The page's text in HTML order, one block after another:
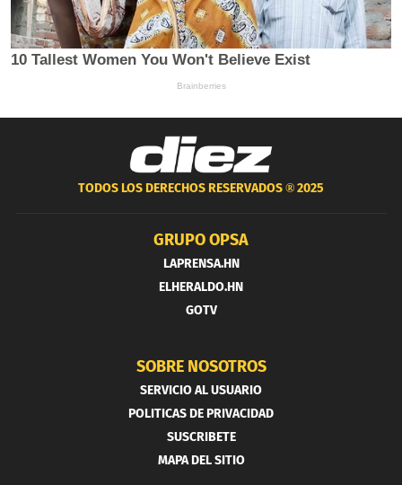
TODOS LOS DERECHOS RESERVADOS ®2025
GRUPO OPSA
LAPRENSA.HN
ELHERALDO.HN
GOTV
SOBRE NOSOTROS
SERVICIO AL USUARIO
POLITICAS DE PRIVACIDAD
SUSCRIBETE
MAPA DEL SITIO